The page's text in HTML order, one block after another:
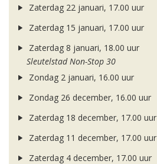
Zaterdag 22 januari, 17.00 uur
Zaterdag 15 januari, 17.00 uur
Zaterdag 8 januari, 18.00 uur
Sleutelstad Non-Stop 30
Zondag 2 januari, 16.00 uur
Zondag 26 december, 16.00 uur
Zaterdag 18 december, 17.00 uur
Zaterdag 11 december, 17.00 uur
Zaterdag 4 december, 17.00 uur